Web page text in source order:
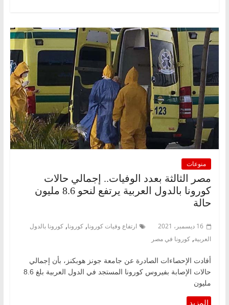
منوعات
مصر الثالثة بعدد الوفيات.. إجمالي حالات
كورونا بالدول العربية يرتفع لنحو 8.6 مليون
حالة
16 ديسمبر، 2021 ارتفاع وفيات كورونا, كورونا, كورونا بالدول
العربية, كورونا في مصر
أفادت الإحصاءات الصادرة عن جامعة جونز هوبكنز، بأن إجمالي
حالات الإصابة بفيروس كورونا المستجد في الدول العربية بلغ 8.6
مليون